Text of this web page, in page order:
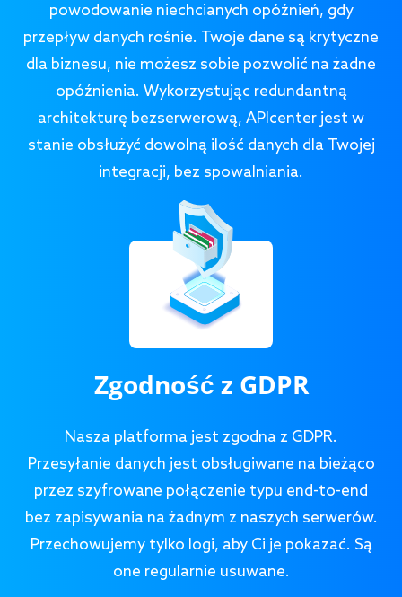
powodowanie niechcianych opóźnień, gdy
przepływ danych rośnie. Twoje dane są krytyczne
dla biznesu, nie możesz sobie pozwolić na żadne
opóźnienia. Wykorzystując redundantną
architekturę bezserwerową, APIcenter jest w
stanie obsłużyć dowolną ilość danych dla Twojej
integracji, bez spowalniania.
Zgodność z GDPR
Nasza platforma jest zgodna z GDPR.
Przesyłanie danych jest obsługiwane na bieżąco
przez szyfrowane połączenie typu end-to-end
bez zapisywania na żadnym z naszych serwerów.
Przechowujemy tylko logi, aby Ci je pokazać. Są
one regularnie usuwane.